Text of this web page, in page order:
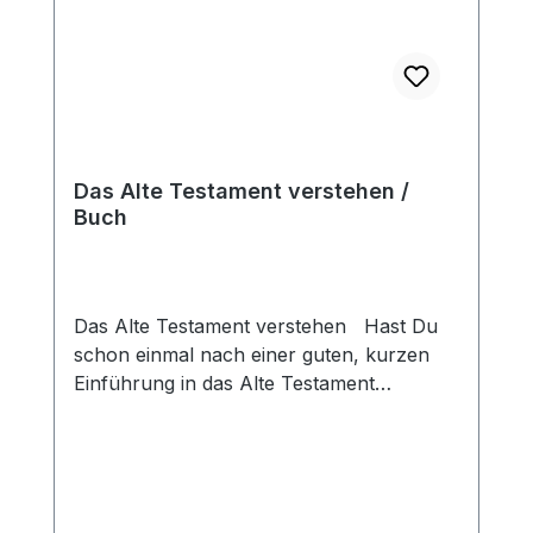
Das Alte Testament verstehen /
Buch
Das Alte Testament verstehen Hast Du
schon einmal nach einer guten, kurzen
Einführung in das Alte Testament